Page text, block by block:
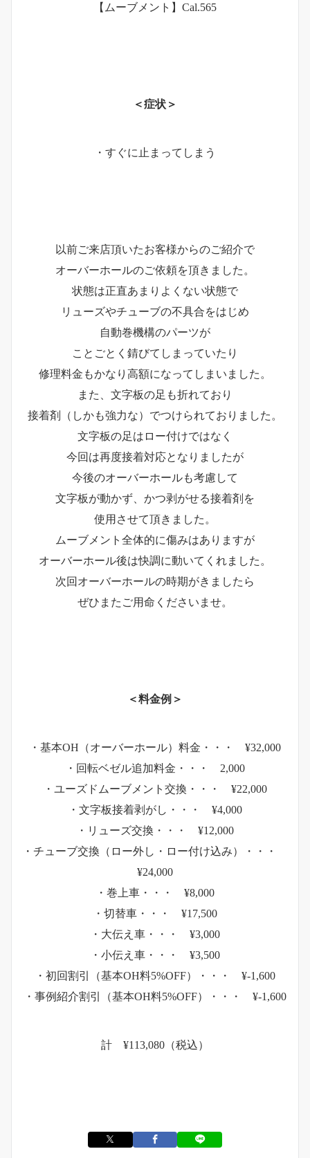
【ムーブメント】Cal.565
＜症状＞
・すぐに止まってしまう
以前ご来店頂いたお客様からのご紹介で
オーバーホールのご依頼を頂きました。
状態は正直あまりよくない状態で
リューズやチューブの不具合をはじめ
自動巻機構のパーツが
ことごとく錆びてしまっていたり
修理料金もかなり高額になってしまいました。
また、文字板の足も折れており
接着剤（しかも強力な）でつけられておりました。
文字板の足はロー付けではなく
今回は再度接着対応となりましたが
今後のオーバーホールも考慮して
文字板が動かず、かつ剥がせる接着剤を
使用させて頂きました。
ムーブメント全体的に傷みはありますが
オーバーホール後は快調に動いてくれました。
次回オーバーホールの時期がきましたら
ぜひまたご用命くださいませ。
＜料金例＞
・基本OH（オーバーホール）料金・・・ ¥32,000
・回転ベゼル追加料金・・・ 2,000
・ユーズドムーブメント交換・・・ ¥22,000
・文字板接着剥がし・・・ ¥4,000
・リューズ交換・・・ ¥12,000
・チューブ交換（ロー外し・ロー付け込み）・・・
¥24,000
・巻上車・・・ ¥8,000
・切替車・・・ ¥17,500
・大伝え車・・・ ¥3,000
・小伝え車・・・ ¥3,500
・初回割引（基本OH料5%OFF）・・・ ¥-1,600
・事例紹介割引（基本OH料5%OFF）・・・ ¥-1,600
計 ¥113,080（税込）